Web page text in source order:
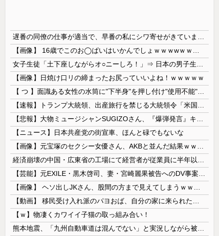
【画像】日焼け口リの締まったお尻っていいよね！ｗｗｗｗｗ
【ニュース】日本共産党の街宣車、ほんと碌でもないな
【ｗ】物凄くカワイイ子猫の取っ組み合い！